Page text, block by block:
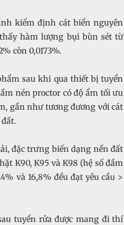
kiểm định cát biển nguyên
hàm lượng bụi bùn sét từ
còn 0,0173%.
sau khi qua thiết bị tuyển
nén proctor có độ ẩm tối ưu
gần như tương đương với cát
đặc trưng biến dạng nền đất
K90, K95 và K98 (hệ số đầm
và 16,8% đều đạt yêu cầu >
tuyển rửa được mang đi thí